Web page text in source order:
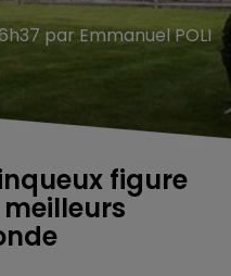
par Emmanuel POLI
figure